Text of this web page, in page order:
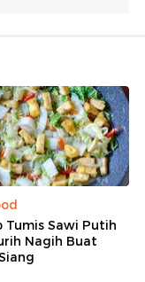
Tumis Sawi Putih
Nagih Buat